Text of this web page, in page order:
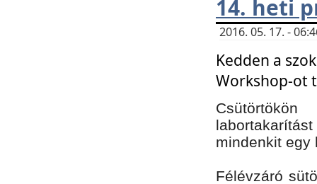
14. heti
2016. 05. 17. -
Kedden a
Workshop-ot
mindenkit
Félévzáró